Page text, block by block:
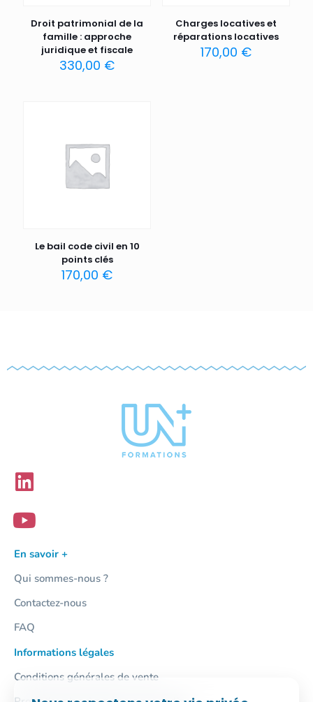
Droit patrimonial de la
famille : approche
juridique et fiscale
330,00 €
Charges locatives et
réparations locatives
170,00 €
Le bail code civil en 10
points clés
170,00 €
En savoir +
Qui sommes-nous ?
Contactez-nous
FAQ
Informations légales
Conditions générales de vente